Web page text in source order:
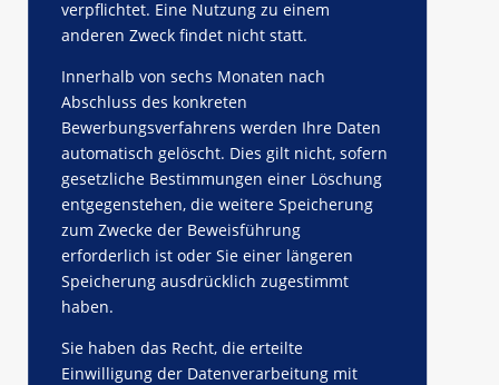
verpflichtet. Eine Nutzung zu einem
anderen Zweck findet nicht statt.
Innerhalb von sechs Monaten nach
Abschluss des konkreten
Bewerbungsverfahrens werden Ihre Daten
automatisch gelöscht. Dies gilt nicht, sofern
gesetzliche Bestimmungen einer Löschung
entgegenstehen, die weitere Speicherung
zum Zwecke der Beweisführung
erforderlich ist oder Sie einer längeren
Speicherung ausdrücklich zugestimmt
haben.
Sie haben das Recht, die erteilte
Einwilligung der Datenverarbeitung mit